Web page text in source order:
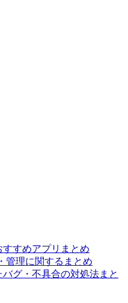
すすめアプリまとめ
管理に関するまとめ
グ・不具合の対処法まと